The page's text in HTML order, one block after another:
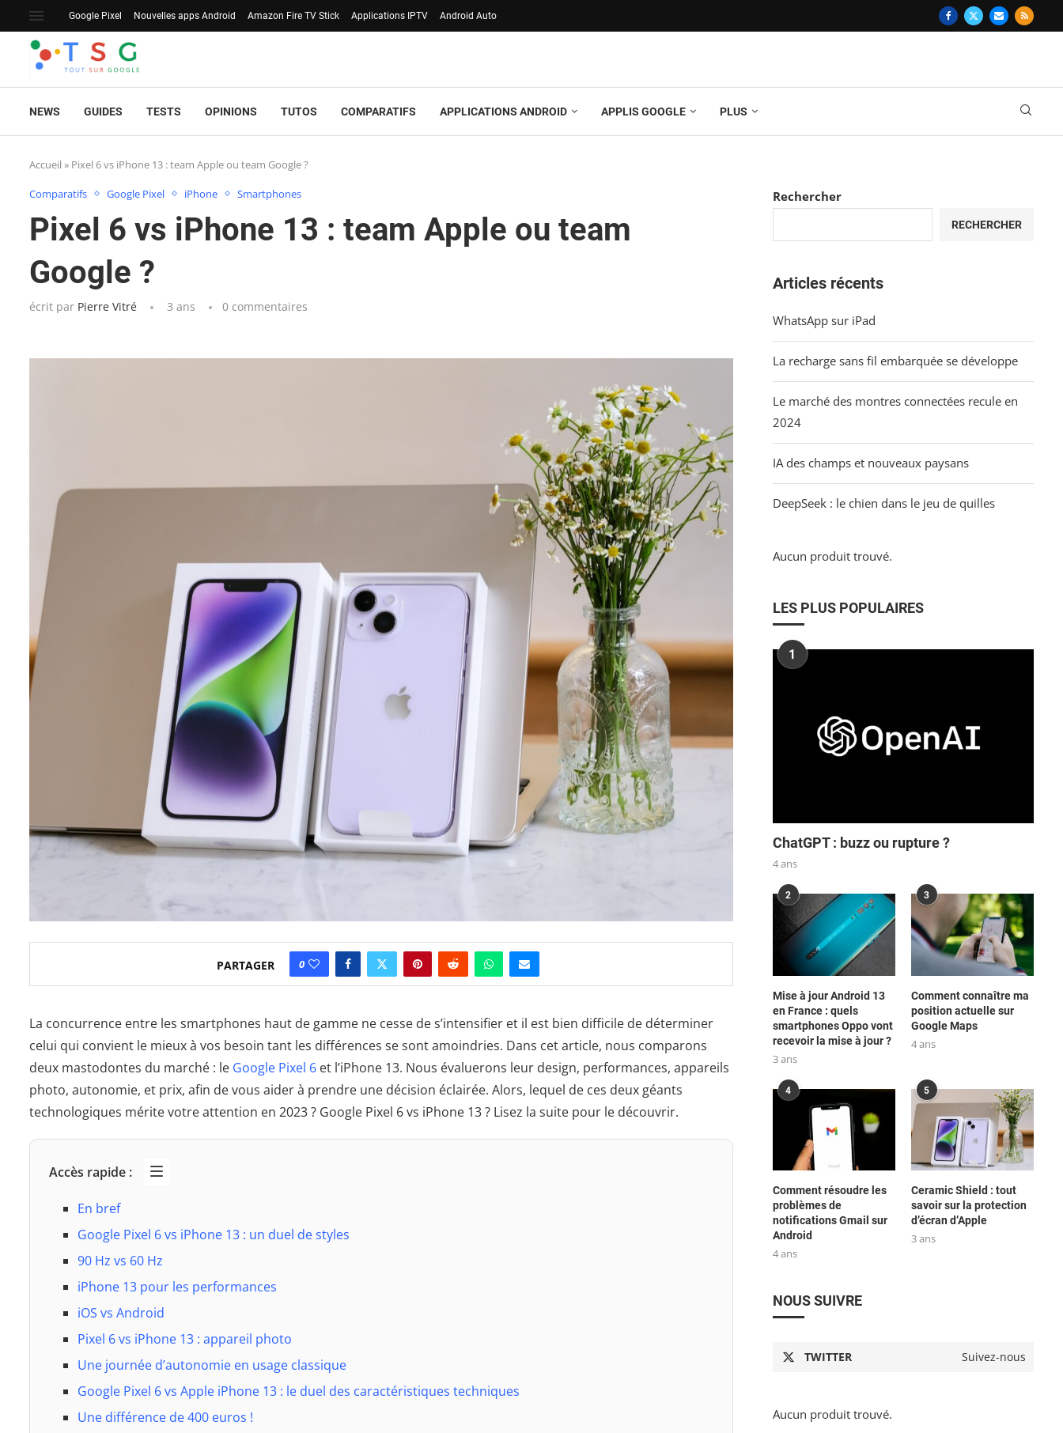
Google Pixel Nouvelles apps Android Amazon Fire TV Stick Applications IPTV Android Auto
NEWS GUIDES TESTS OPINIONS TUTOS COMPARATIFS APPLICATIONS ANDROID APPLIS GOOGLE PLUS
Accueil » Pixel 6 vs iPhone 13 : team Apple ou team Google ?
Comparatifs Google Pixel iPhone Smartphones
Pixel 6 vs iPhone 13 : team Apple ou team
Google ?
écrit par Pierre Vitré 3 ans 0 commentaires
PARTAGER 0
La concurrence entre les smartphones haut de gamme ne cesse de s’intensifier et il est bien difficile de déterminer
celui qui convient le mieux à vos besoin tant les différences se sont amoindries. Dans cet article, nous comparons
deux mastodontes du marché : le Google Pixel 6 et l’iPhone 13. Nous évaluerons leur design, performances, appareils
photo, autonomie, et prix, afin de vous aider à prendre une décision éclairée. Alors, lequel de ces deux géants
technologiques mérite votre attention en 2023 ? Google Pixel 6 vs iPhone 13 ? Lisez la suite pour le découvrir.
Accès rapide :
En bref
Google Pixel 6 vs iPhone 13 : un duel de styles
90 Hz vs 60 Hz
iPhone 13 pour les performances
iOS vs Android
Pixel 6 vs iPhone 13 : appareil photo
Une journée d’autonomie en usage classique
Google Pixel 6 vs Apple iPhone 13 : le duel des caractéristiques techniques
Une différence de 400 euros !
Rechercher
RECHERCHER
Articles récents
WhatsApp sur iPad
La recharge sans fil embarquée se développe
Le marché des montres connectées recule en
2024
IA des champs et nouveaux paysans
DeepSeek : le chien dans le jeu de quilles
Aucun produit trouvé.
LES PLUS POPULAIRES
1
ChatGPT : buzz ou rupture ?
4 ans
2
Mise à jour Android 13
en France : quels
smartphones Oppo vont
recevoir la mise à jour ?
3 ans
3
Comment connaître ma
position actuelle sur
Google Maps
4 ans
4
Comment résoudre les
problèmes de
notifications Gmail sur
Android
4 ans
5
Ceramic Shield : tout
savoir sur la protection
d’écran d’Apple
3 ans
NOUS SUIVRE
TWITTER Suivez-nous
Aucun produit trouvé.